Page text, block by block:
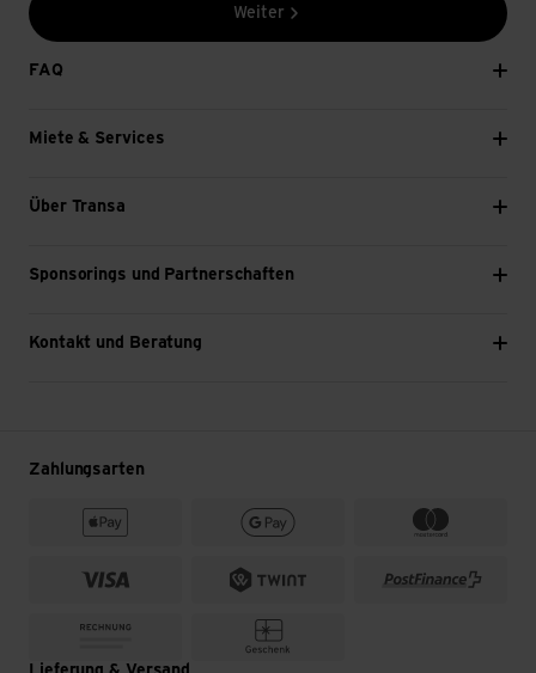
Weiter
FAQ
Miete & Services
Über Transa
Sponsorings und Partnerschaften
Kontakt und Beratung
Zahlungsarten